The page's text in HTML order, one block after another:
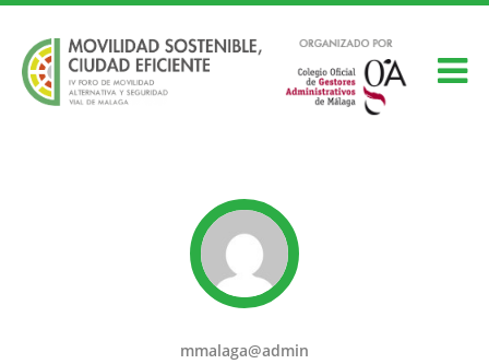
mmalaga@admin